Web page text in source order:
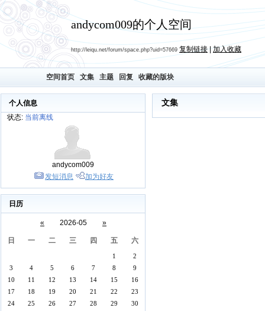
andycom009的个人空间
http://leiqu.net/forum/space.php?uid=57669 复制链接|加入收藏
空间首页 文集 主题 回复 收藏的版块
个人信息
状态: 当前离线
andycom009
发短消息
加为好友
日历
« 2026-05 »
日 一 二 三 四 五 六
1
2
3
4 5 6 7 8
9
10
11 12 13 14 15
16
17
18 19 20 21 22
23
24
25 26 27 28 29
30
文集